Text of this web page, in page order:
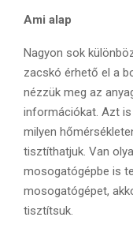
Ami alap
Nagyon sok
zacskó érhető el a
nézzük meg az
információkat. Azt
milyen
tisztíthatjuk. Van
mosogatógépbe is
mosogatógépet,
tisztítsuk.